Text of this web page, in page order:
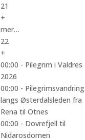
21
+
mer…
22
+
00:00 - Pilegrim i Valdres
2026
00:00 - Pilegrimsvandring
langs Østerdalsleden fra
Rena til Otnes
00:00 - Dovrefjell til
Nidarosdomen